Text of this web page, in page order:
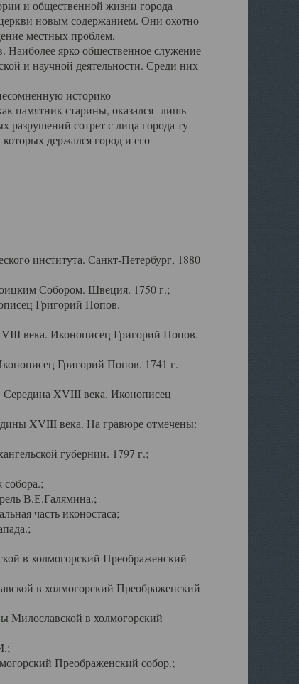
и общественной жизни города
новым содержанием. Они охотно
местных проблем,
Наиболее ярко общественное служение
и научной деятельности. Среди них
историко –
памятник старины, оказался лишь
разрушений сотрет с лица города ту
держался город и его
института. Санкт-Петербург, 1880
Собором. Швеция. 1750 г.;
Григорий Попов.
века. Иконописец Григорий Попов.
Григорий Попов. 1741 г.
XVIII века. Иконописец
XVIII века. На гравюре отмечены:
губернии. 1797 г.;
В.Е.Галямина.;
часть иконостаса;
в холмогорский Преображенский
в холмогорский Преображенский
в холмогорский
Преображенский собор.;